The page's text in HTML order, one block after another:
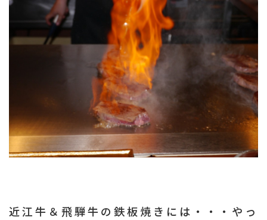
近江牛＆飛騨牛の鉄板焼きには・・・やっ